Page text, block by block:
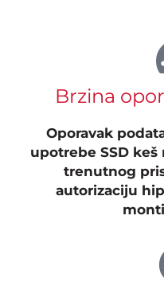
Brzina
Oporavak
upotrebe SSD
trenutnog
autorizaciju